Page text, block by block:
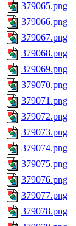
379065.png
379066.png
379067.png
379068.png
379069.png
379070.png
379071.png
379072.png
379073.png
379074.png
379075.png
379076.png
379077.png
379078.png